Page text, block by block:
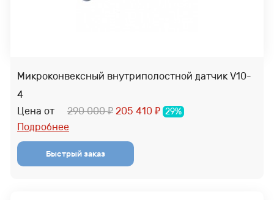
Микроконвексный внутриполостной датчик V10-
4
Цена от
290 000₽ 205 410 ₽ 29%
Подробнее